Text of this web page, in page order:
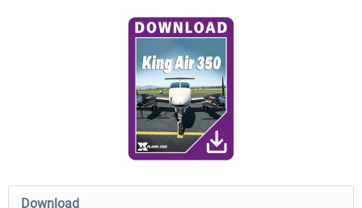
Diamond DA-62
Cessna 208 Grand Caravan
Download